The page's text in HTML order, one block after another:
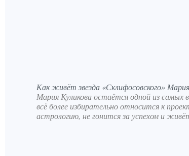
Как живёт звезда «Склифосовского»
Мария Куликова остаётся одной из самых
всё более избирательно относится к
астрологию, не гонится за успехом и